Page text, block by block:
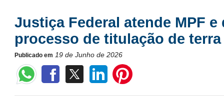
Justiça Federal atende MPF
processo de titulação de
Publicado em 19 de Junho de 2026